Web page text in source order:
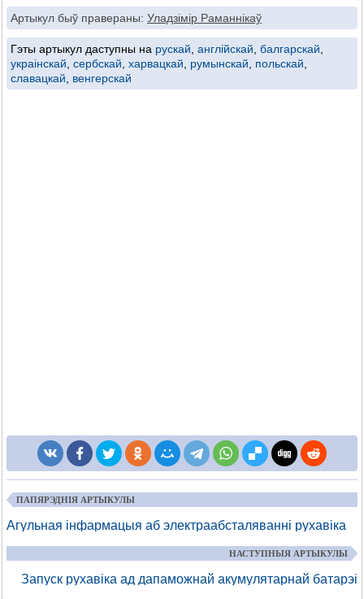
Артыкул быў правераны: Уладзімір Раманнікаў
Гэты артыкул даступны на рускай англійскай балгарскай
украінскай сербскай харвацкай румынскай польскай
славацкай
венгерскай
ПАПЯРЭДНІЯ АРТЫКУЛЫ
Агульная інфармацыя аб электраабсталяванні рухавіка
НАСТУПНЫЯ АРТЫКУЛЫ
Запуск рухавіка ад дапаможнай акумулятарнай батарэі